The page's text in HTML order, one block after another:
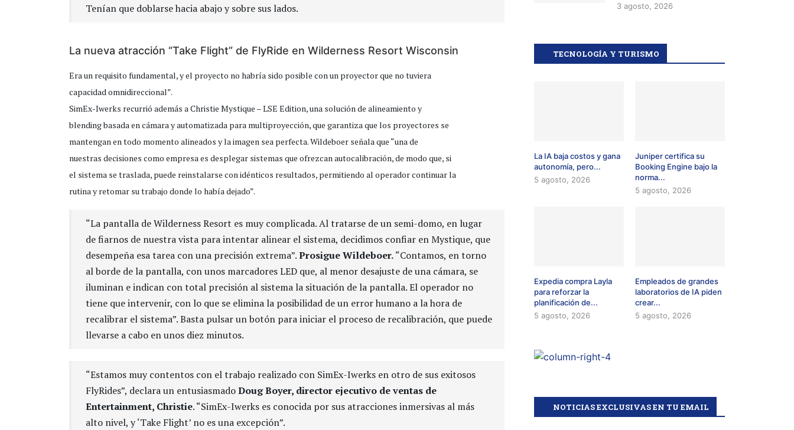
Tenían que doblarse hacia abajo y sobre sus lados.
La nueva atracción “Take Flight” de FlyRide en Wilderness Resort Wisconsin
Era un requisito fundamental, y el proyecto no habría sido posible con un proyector que no tuviera
capacidad omnidireccional”.
SimEx-Iwerks recurrió además a Christie Mystique – LSE Edition, una solución de alineamiento y
blending basada en cámara y automatizada para multiproyección, que garantiza que los proyectores se
mantengan en todo momento alineados y la imagen sea perfecta. Wildeboer señala que “una de
nuestras decisiones como empresa es desplegar sistemas que ofrezcan autocalibración, de modo que, si
el sistema se traslada, puede reinstalarse con idénticos resultados, permitiendo al operador continuar la
rutina y retomar su trabajo donde lo había dejado”.
“La pantalla de Wilderness Resort es muy complicada. Al tratarse de un semi-domo, en lugar
de fiarnos de nuestra vista para intentar alinear el sistema, decidimos confiar en Mystique, que
desempeña esa tarea con una precisión extrema”.Prosigue Wildeboer.“Contamos, en torno
al borde de la pantalla, con unos marcadores LED que, al menor desajuste de una cámara, se
iluminan e indican con total precisión al sistema la situación de la pantalla. El operador no
tiene que intervenir, con lo que se elimina la posibilidad de un error humano a la hora de
recalibrar el sistema”. Basta pulsar un botón para iniciar el proceso de recalibración, que puede
llevarse a cabo en unos diez minutos.
“Estamos muy contentos con el trabajo realizado con SimEx-Iwerks en otro de sus exitosos
FlyRides”, declara un entusiasmadoDoug Boyer, director ejecutivo de ventas de
Entertainment, Christie. “SimEx-Iwerks es conocida por sus atracciones inmersivas al más
alto nivel, y ‘Take Flight’ no es una excepción”.
3 agosto, 2026
TECNOLOGÍA Y TURISMO
La IA baja costos y gana
autonomía, pero...
5 agosto, 2026
Juniper certifica su
Booking Engine bajo la
norma...
5 agosto, 2026
Expedia compra Layla
para reforzar la
planificación de...
5 agosto, 2026
Empleados de grandes
laboratorios de IA piden
crear...
5 agosto, 2026
NOTICIAS EXCLUSIVAS EN TU EMAIL